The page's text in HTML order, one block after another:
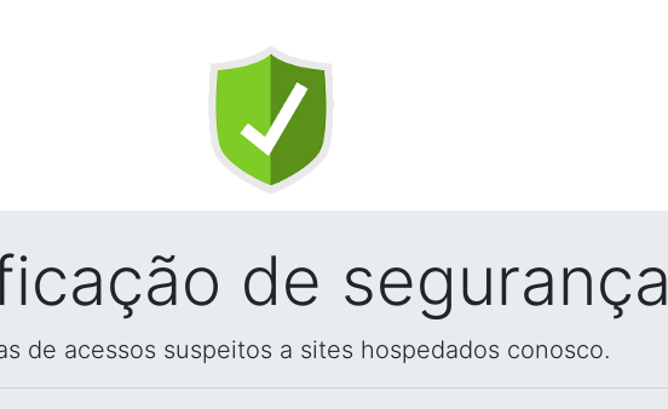
de segurança
de acessos suspeitos a sites hospedados conosco.